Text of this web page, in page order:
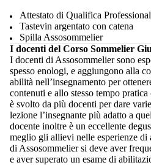
Attestato di Qualifica
Tastevin argentato con catena
Spilla Assosommelier
I docenti del Corso Sommelier
I docenti di Assosommelier sono
spesso enologi, e aggiungono alla
abilità nell’insegnamento per
contenuti e allo stesso tempo
è svolto da più docenti per dare
lezione l’insegnante più adatto a
docente inoltre è un eccellente
meglio gli allievi nelle esperienze di
di Assosommelier si deve aver
e aver superato un esame di